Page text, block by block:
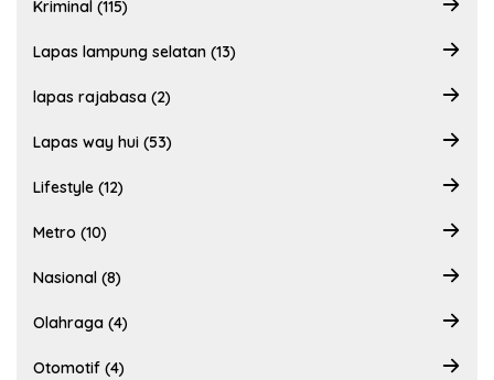
Kriminal (115)
Lapas lampung selatan (13)
lapas rajabasa (2)
Lapas way hui (53)
Lifestyle (12)
Metro (10)
Nasional (8)
Olahraga (4)
Otomotif (4)